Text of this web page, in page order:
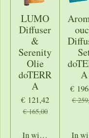
LUMO
Diffuser
&
Serenity
Olie
doTERR
A
€ 121,42
€ 165,00
In winkelwagen
A
€
€
In